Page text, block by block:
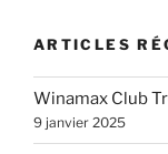
ARTICLES
Winamax Club
9 janvier 2025